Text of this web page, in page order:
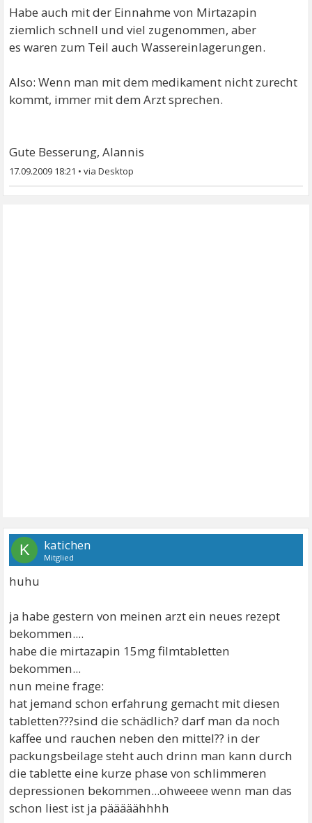
Habe auch mit der Einnahme von Mirtazapin
ziemlich schnell und viel zugenommen, aber
es waren zum Teil auch Wassereinlagerungen.
Also: Wenn man mit dem medikament nicht zurecht
kommt, immer mit dem Arzt sprechen.
Gute Besserung, Alannis
17.09.2009 18:21 •
K katichen
Mitglied
huhu
ja habe gestern von meinen arzt ein neues rezept
bekommen....
habe die mirtazapin 15mg filmtabletten
bekommen...
nun meine frage:
hat jemand schon erfahrung gemacht mit diesen
tabletten???sind die schädlich? darf man da noch
kaffee und rauchen neben den mittel?? in der
packungsbeilage steht auch drinn man kann durch
die tablette eine kurze phase von schlimmeren
depressionen bekommen...ohweeee wenn man das
schon liest ist ja pääääähhhh